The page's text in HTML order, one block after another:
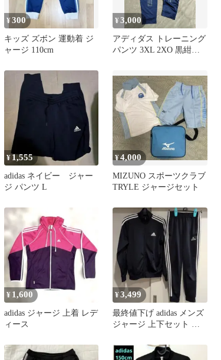
¥300
キッズ ズボン 運動着 ジ
ャージ 110cm
¥3,000
アディダス トレーニング
パンツ 3XL 2XO 黒紺
¥ 1,555
adidas ネイビー ジャー
ジ パンツ L
¥4,000
MIZUNO スポーツクラブ
TRYLE ジャージセット
¥ 1,600
adidas ジャージ 上着 レデ
ィース
¥3,499
最終値下げ adidas メンズ
ジャージ 上下セット ネ